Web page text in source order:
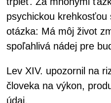
psychickou
otázka: Má môj život
spoľahlivá nádej pre
Lev XIV. upozornil na
človeka na výkon,
údaj.